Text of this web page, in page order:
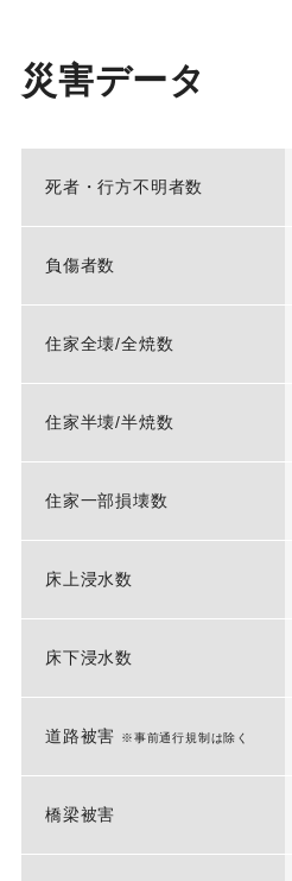
災害データ
死者・行方不明者数
負傷者数
住家全壊/全焼数
住家半壊/半焼数
住家一部損壊数
床上浸水数
床下浸水数
道路被害 ※事前通行規制は除く
橋梁被害